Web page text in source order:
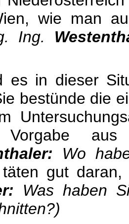
wie man
Ing.
es in dieser
bestünde die
Wo
gut
Was haben